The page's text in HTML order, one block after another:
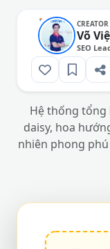
CREATOR
Võ
SEO
Hệ thống tổng
daisy, hoa
nhiên phong